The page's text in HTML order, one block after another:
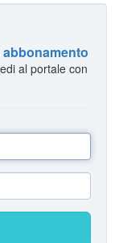
abbonamento
al portale con